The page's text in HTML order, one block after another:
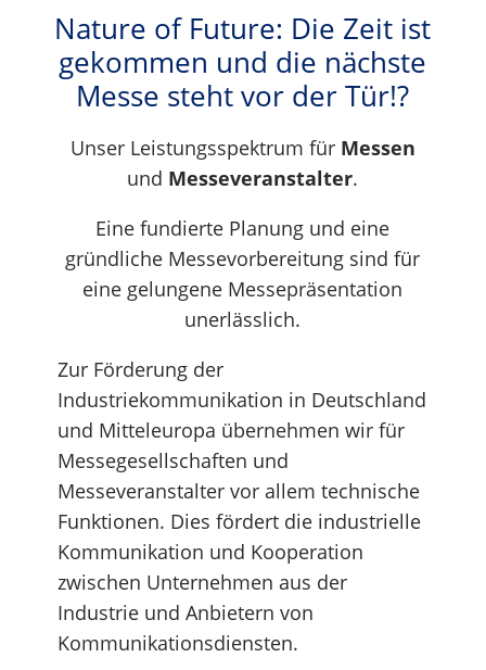
Nature of Future: Die Zeit ist
gekommen und die nächste
Messe steht vor der Tür!?
Unser Leistungsspektrum für Messen
und Messeveranstalter.
Eine fundierte Planung und eine
gründliche Messevorbereitung sind für
eine gelungene Messepräsentation
unerlässlich.
Zur Förderung der
Industriekommunikation in Deutschland
und Mitteleuropa übernehmen wir für
Messegesellschaften und
Messeveranstalter vor allem technische
Funktionen. Dies fördert die industrielle
Kommunikation und Kooperation
zwischen Unternehmen aus der
Industrie und Anbietern von
Kommunikationsdiensten.